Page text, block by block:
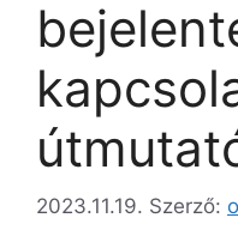
2023.11.19. Szerző: